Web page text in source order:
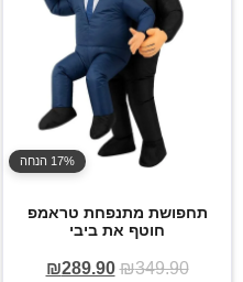
17% הנחה
תחפושת מתנפחת טראמפ
חוטף את ביבי
₪349.90
₪289.90